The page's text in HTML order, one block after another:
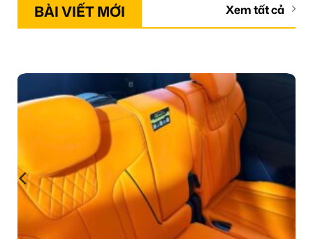
BÀI VIẾT MỚI Xem tất cả